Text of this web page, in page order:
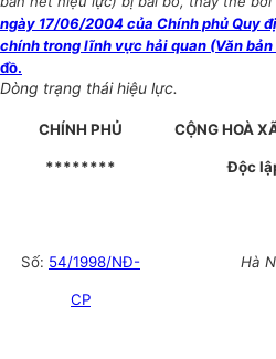
ngày 17/06/2004 của Chính phủ Quy
chính trong lĩnh vực hải quan (Văn
đồ.
Dòng trạng thái hiệu lực.
CHÍNH PHỦ
********
CỘNG HOÀ
Độc
Số: 54/1998/NĐ-
CP
Hà